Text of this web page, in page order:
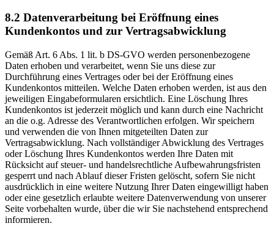
8.2 Datenverarbeitung bei Eröffnung eines
Kundenkontos und zur Vertragsabwicklung
Gemäß Art. 6 Abs. 1 lit. b DS-GVO werden personenbezogene
Daten erhoben und verarbeitet, wenn Sie uns diese zur
Durchführung eines Vertrages oder bei der Eröffnung eines
Kundenkontos mitteilen. Welche Daten erhoben werden, ist aus den
jeweiligen Eingabeformularen ersichtlich. Eine Löschung Ihres
Kundenkontos ist jederzeit möglich und kann durch eine Nachricht
an die o.g. Adresse des Verantwortlichen erfolgen. Wir speichern
und verwenden die von Ihnen mitgeteilten Daten zur
Vertragsabwicklung. Nach vollständiger Abwicklung des Vertrages
oder Löschung Ihres Kundenkontos werden Ihre Daten mit
Rücksicht auf steuer- und handelsrechtliche Aufbewahrungsfristen
gesperrt und nach Ablauf dieser Fristen gelöscht, sofern Sie nicht
ausdrücklich in eine weitere Nutzung Ihrer Daten eingewilligt haben
oder eine gesetzlich erlaubte weitere Datenverwendung von unserer
Seite vorbehalten wurde, über die wir Sie nachstehend entsprechend
informieren.